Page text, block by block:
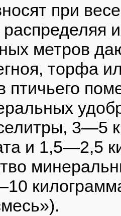
при
метров
торфа
птичьего
3—5
и 1,5—2,5